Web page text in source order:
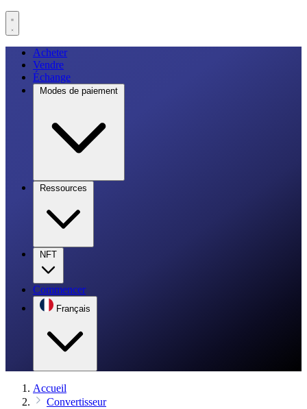
Acheter
Vendre
Échange
Modes de paiement
Ressources
NFT
Commencer
Français
Accueil
Convertisseur